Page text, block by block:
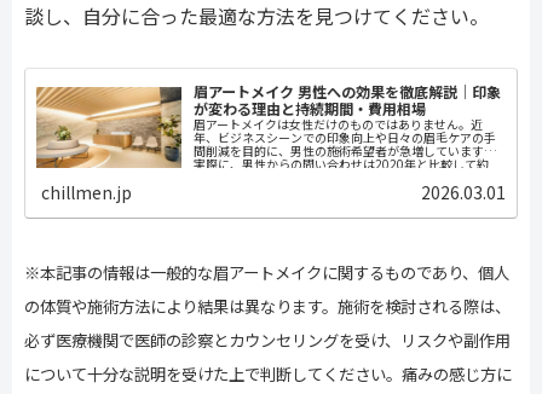
談し、自分に合った最適な方法を見つけてください。
眉アートメイク 男性への効果を徹底解説｜印象
が変わる理由と持続期間・費用相場
眉アートメイクは女性だけのものではありません。近
年、ビジネスシーンでの印象向上や日々の眉毛ケアの手
間削減を目的に、男性の施術希望者が急増しています。
実際に、男性からの問い合わせは2020年と比較して約
chillmen.jp 2026.03.01
※本記事の情報は一般的な眉アートメイクに関するものであり、個人
の体質や施術方法により結果は異なります。施術を検討される際は、
必ず医療機関で医師の診察とカウンセリングを受け、リスクや副作用
について十分な説明を受けた上で判断してください。痛みの感じ方に